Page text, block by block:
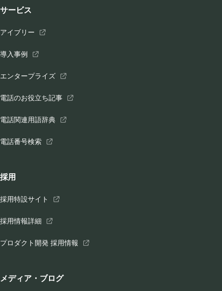
サービス
アイブリー
導入事例
エンタープライズ
電話のお役立ち記事
電話関連用語辞典
電話番号検索
採用
採用特設サイト
採用情報詳細
プロダクト開発 採用情報
メディア・ブログ